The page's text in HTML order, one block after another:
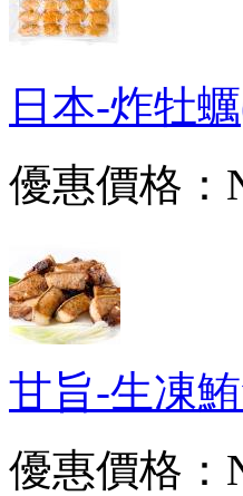
日本-炸牡
優惠價格：
甘旨-生凍
優惠價格：